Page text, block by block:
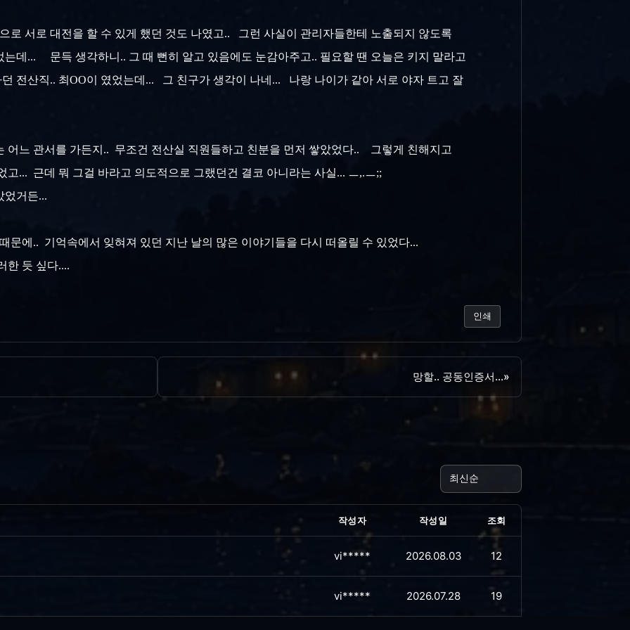
로 서로 대전을 할 수 있게 했던 것도 나였고.. 그런 사실이 관리자들한테 노출되지 않도록
는데... 문득 생각하니.. 그 때 뻔히 알고 있음에도 눈감아주고.. 필요할 땐 오늘은 키지 말라고
전산직.. 최OO이 였었는데... 그 친구가 생각이 나네... 나랑 나이가 같아 서로 야자 트고 잘
어느 관서를 가든지.. 무조건 전산실 직원들하고 친분을 먼저 쌓았었다.. 그렇게 친해지고
고... 근데 뭐 그걸 바라고 의도적으로 그랬던건 결코 아니라는 사실... ㅡ,.ㅡ;;
었거든...
문에.. 기억속에서 잊혀져 있던 지난 날의 많은 이야기들을 다시 떠올릴 수 있었다...
한 듯 싶다....
인쇄
망할.. 공동인증서...»
작성자 작성일 조회
vi***** 2026.08.03 12
vi***** 2026.07.28 19